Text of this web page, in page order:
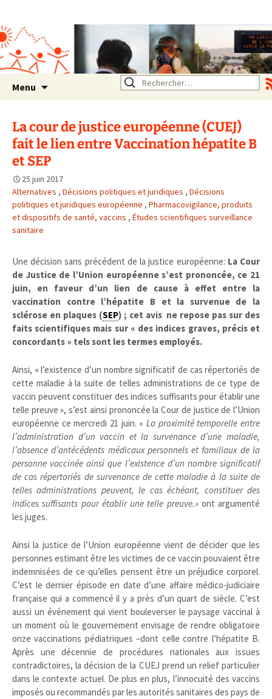
Rhône Alpes
Un environnement sain pour
la santé de tous
Menu Rechercher :
La cour de justice européenne (CUEJ)
fait le lien entre Vaccination hépatite B
et SEP
25 juin 2017
Alternatives , Décisions politiques et juridiques , Décisions
politiques et juridiques européenne , Pharmacovigilance, produits
et dispositifs de santé, vaccins , Études scientifiques surveillance
sanitaire
Une décision sans précédent de la justice européenne: La Cour
de Justice de l’Union européenne s’est prononcée, ce 21
juin, en faveur d’un lien de cause à effet entre la
vaccination contre l’hépatite B et la survenue de la
sclérose en plaques (SEP) ; cet avis ne repose pas sur des
faits scientifiques mais sur « des indices graves, précis et
concordants » tels sont les termes employés.
Ainsi, « l’existence d’un nombre significatif de cas répertoriés de
cette maladie à la suite de telles administrations de ce type de
vaccin peuvent constituer des indices suffisants pour établir une
telle preuve », s’est ainsi prononcée la Cour de justice de l’Union
européenne ce mercredi 21 juin. « La proximité temporelle entre
l’administration d’un vaccin et la survenance d’une maladie,
l’absence d’antécédents médicaux personnels et familiaux de la
personne vaccinée ainsi que l’existence d’un nombre significatif
de cas répertoriés de survenance de cette maladie à la suite de
telles administrations peuvent, le cas échéant, constituer des
indices suffisants pour établir une telle preuve.»ont argumenté
les juges.
Ainsi la justice de l’Union européenne vient de décider que les
personnes estimant être les victimes de ce vaccin pouvaient être
indemnisées de ce qu’elles pensent être un préjudice corporel.
C’est le dernier épisode en date d’une affaire médico-judiciaire
française qui a commencé il y a près d’un quart de siècle. C’est
aussi un événement qui vient bouleverser le paysage vaccinal à
un moment où le gouvernement envisage de rendre obligatoire
onze vaccinations pédiatriques –dont celle contre l’hépatite B.
Après une décennie de procédures nationales aux issues
contradictoires, la décision de la CUEJ prend un relief particulier
dans le contexte actuel. De plus en plus, l’innocuité des vaccins
imposés ou recommandés par les autorités sanitaires des pays de